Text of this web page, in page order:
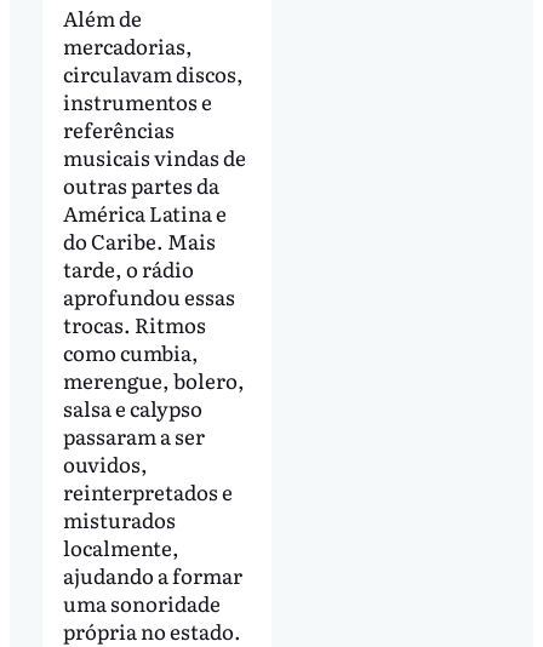
Além de
mercadorias,
circulavam discos,
instrumentos e
referências
musicais vindas de
outras partes da
América Latina e
do Caribe. Mais
tarde, o rádio
aprofundou essas
trocas. Ritmos
como cumbia,
merengue, bolero,
salsa e calypso
passaram a ser
ouvidos,
reinterpretados e
misturados
localmente,
ajudando a formar
uma sonoridade
própria no estado.